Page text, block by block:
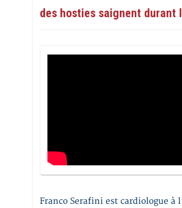
des hosties saignent durant
Franco Serafini est cardiologue à